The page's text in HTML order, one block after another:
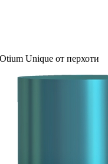
Unique от перхоти